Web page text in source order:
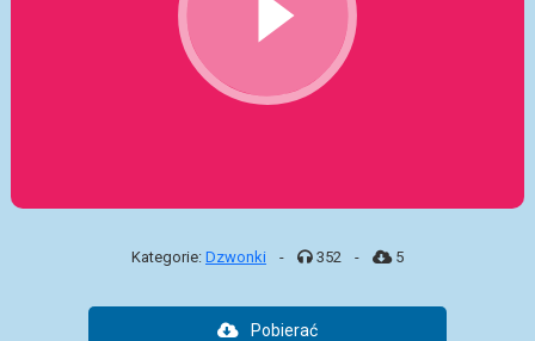
Kategorie: Dzwonki - 352 - 5
Pobierać